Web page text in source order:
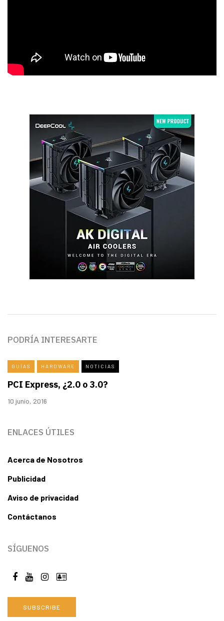
PODRÍA INTERESARTE
GUÍAS HARDWARE NOTICIAS
PCI Express, ¿2.0 o 3.0?
10 junio, 2016
ENLACES ÚTILES
Acerca de Nosotros
Publicidad
Aviso de privacidad
Contáctanos
SÍGUENOS
SUBSCRIBE